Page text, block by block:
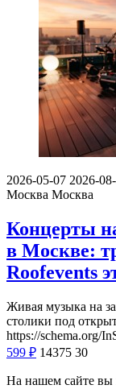
2026-05-07 2026-
Москва Москва
Концерты
в Москве:
Roofevents
Живая музыка на
столики под
https://schema.org/
599 ₽ 14375 30
На нашем сайте